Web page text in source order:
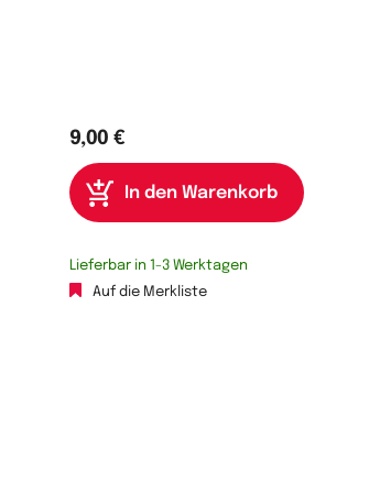
9,00 €
Lieferbar in 1-3 Werktagen
Auf die Merkliste